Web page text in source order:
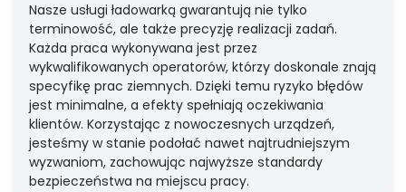
Nasze usługi ładowarką gwarantują nie tylko
terminowość, ale także precyzję realizacji zadań.
Każda praca wykonywana jest przez
wykwalifikowanych operatorów, którzy doskonale znają
specyfikę prac ziemnych. Dzięki temu ryzyko błędów
jest minimalne, a efekty spełniają oczekiwania
klientów. Korzystając z nowoczesnych urządzeń,
jesteśmy w stanie podołać nawet najtrudniejszym
wyzwaniom, zachowując najwyższe standardy
bezpieczeństwa na miejscu pracy.